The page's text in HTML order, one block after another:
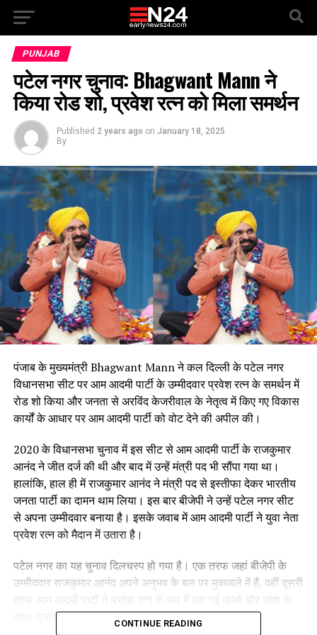
PUNJAB
पटेल नगर चुनाव: Bhagwant Mann ने
किया रोड शो, प्रवेश रत्न को मिला समर्थन
Published 2 years ago on January 18, 2025
By
पंजाब के मुख्यमंत्री Bhagwant Mann ने कल दिल्ली के पटेल नगर
विधानसभा सीट पर आम आदमी पार्टी के उम्मीदवार प्रवेश रत्न के समर्थन में
रोड शो किया और जनता से अरविंद केजरीवाल के नेतृत्व में किए गए विकास
कार्यों के आधार पर आम आदमी पार्टी को वोट देने की अपील की।
2020 के विधानसभा चुनाव में इस सीट से आम आदमी पार्टी के राजकुमार
आनंद ने जीत दर्ज की थी और बाद में उन्हें मंत्री पद भी सौंपा गया था।
हालांकि, हाल ही में राजकुमार आनंद ने मंत्री पद से इस्तीफा देकर भारतीय
जनता पार्टी का दामन थाम लिया। इस बार बीजेपी ने उन्हें पटेल नगर सीट
से अपना उम्मीदवार बनाया है। इसके जवाब में आम आदमी पार्टी ने युवा नेता
प्रवेश रत्न को मैदान में उतारा है।
पटेल नगर का यह चुनाव दिलचस्प हो गया है। एक तरफ जहां बीजेपी के
उम्मीदवार राजकुमार आनंद अपने अनुभव के बल पर मुकाबले में हैं, वहीं दूसरी
साथ चुनावी मैदान में उतरने की कोशिश की है।
CONTINUE READING